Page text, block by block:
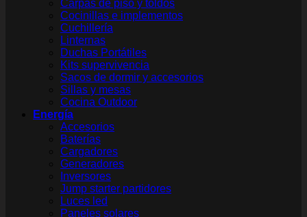
Carpas de piso y toldos
Cocinillas e implementos
Cuchillería
Linternas
Duchas Portátiles
Kits supervivencia
Sacos de dormir y accesorios
Sillas y mesas
Cocina Outdoor
Energía
Accesorios
Baterías
Cargadores
Generadores
Inversores
Jump starter partidores
Luces led
Paneles solares